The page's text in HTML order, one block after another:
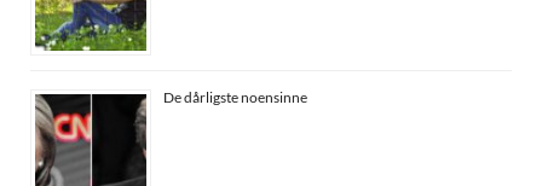
De dårligste noensinne